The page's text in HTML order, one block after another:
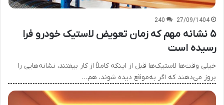
27/09/1404
240
۵ نشانه مهم که زمان تعویض لاستیک خودرو فرا
رسیده است
خیلی وقت‌ها لاستیک‌ها قبل از اینکه کاملاً از کار بیفتند، نشانه‌هایی را
بروز می‌دهند که اگر به‌موقع دیده شوند، هم…